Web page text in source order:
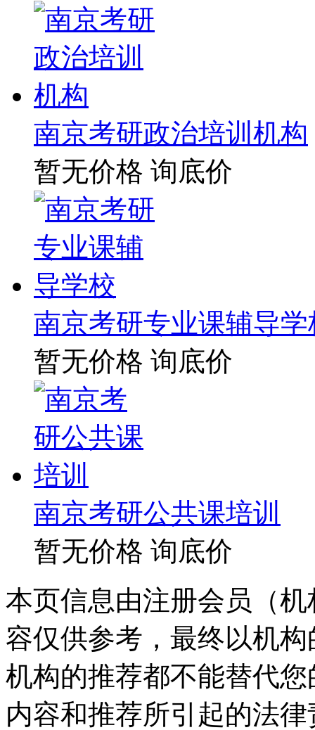
南京考研政治培训机构
暂无价格 询底价
南京考研专业课辅导学
暂无价格 询底价
南京考研公共课培训
暂无价格 询底价
本页信息由注册会员（
容仅供参考，最终以机
机构的推荐都不能替代
内容和推荐所引起的法